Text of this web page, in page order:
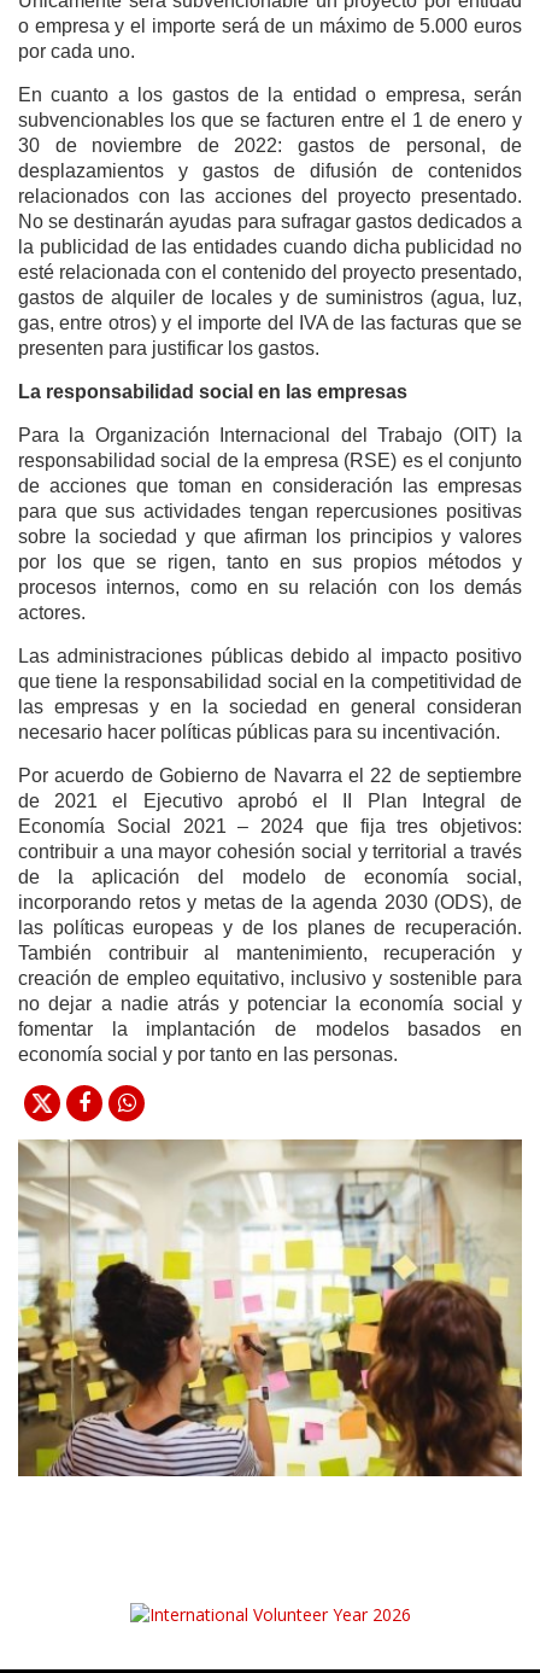
o empresa y el importe será de un máximo de 5.000 euros
por cada uno.
En cuanto a los gastos de la entidad o empresa, serán
subvencionables los que se facturen entre el 1 de enero y
30 de noviembre de 2022: gastos de personal, de
desplazamientos y gastos de difusión de contenidos
relacionados con las acciones del proyecto presentado.
No se destinarán ayudas para sufragar gastos dedicados a
la publicidad de las entidades cuando dicha publicidad no
esté relacionada con el contenido del proyecto presentado,
gastos de alquiler de locales y de suministros (agua, luz,
gas, entre otros) y el importe del IVA de las facturas que se
presenten para justificar los gastos.
La responsabilidad social en las empresas
Para la Organización Internacional del Trabajo (OIT) la
responsabilidad social de la empresa (RSE) es el conjunto
de acciones que toman en consideración las empresas
para que sus actividades tengan repercusiones positivas
sobre la sociedad y que afirman los principios y valores
por los que se rigen, tanto en sus propios métodos y
procesos internos, como en su relación con los demás
actores.
Las administraciones públicas debido al impacto positivo
que tiene la responsabilidad social en la competitividad de
las empresas y en la sociedad en general consideran
necesario hacer políticas públicas para su incentivación.
Por acuerdo de Gobierno de Navarra el 22 de septiembre
de 2021 el Ejecutivo aprobó el II Plan Integral de
Economía Social 2021 – 2024 que fija tres objetivos:
contribuir a una mayor cohesión social y territorial a través
de la aplicación del modelo de economía social,
incorporando retos y metas de la agenda 2030 (ODS), de
las políticas europeas y de los planes de recuperación.
También contribuir al mantenimiento, recuperación y
creación de empleo equitativo, inclusivo y sostenible para
no dejar a nadie atrás y potenciar la economía social y
fomentar la implantación de modelos basados en
economía social y por tanto en las personas.